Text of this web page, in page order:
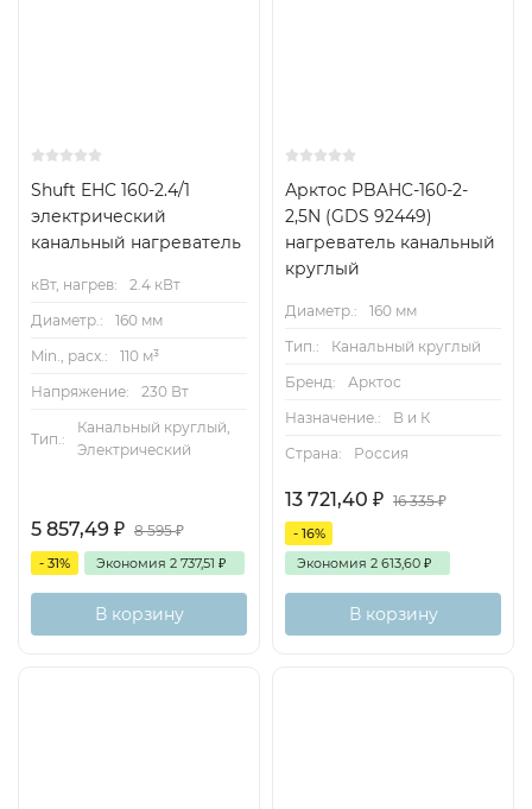
Shuft EHC 160-2.4/1
электрический
канальный нагреватель
кВт, нагрев:
2.4 кВт
Диаметр.:
160 мм
Min., расх.:
110 м³
Напряжение:
230 Вт
Тип.:
Канальный круглый,
Электрический
5 857,49 ₽ 8 595₽
- 31% Экономия 2 737,51 ₽
В корзину
Арктос PBAHC-160-2-
2,5N (GDS 92449)
нагреватель канальный
круглый
Диаметр.:
160 мм
Тип.:
Канальный круглый
Бренд:
Арктос
Назначение.:
В и К
Страна:
Россия
13 721,40 ₽ 16 335₽
- 16%
Экономия 2 613,60 ₽
В корзину